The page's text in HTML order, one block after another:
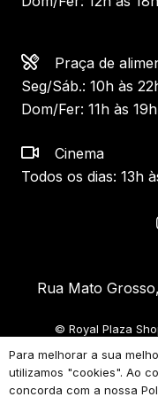
Praça de
Seg/Sáb.: 10h às
Dom/Fer: 11h às 19h
Cinema
Todos os dias: 13h
Rua Mato
© Royal Plaza
Para melhorar a sua
utilizamos "cookies". Ao
concorda com a nossa